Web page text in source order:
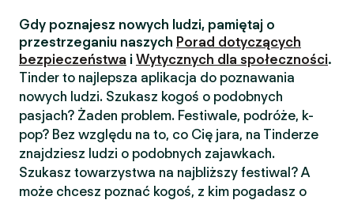
Gdy poznajesz nowych ludzi, pamiętaj o
przestrzeganiu naszych Porad dotyczących
bezpieczeństwa i Wytycznych dla społeczności.
Tinder to najlepsza aplikacja do poznawania
nowych ludzi. Szukasz kogoś o podobnych
pasjach? Żaden problem. Festiwale, podróże, k-
pop? Bez względu na to, co Cię jara, na Tinderze
znajdziesz ludzi o podobnych zajawkach.
Szukasz towarzystwa na najbliższy festiwal? A
może chcesz poznać kogoś, z kim pogadasz o